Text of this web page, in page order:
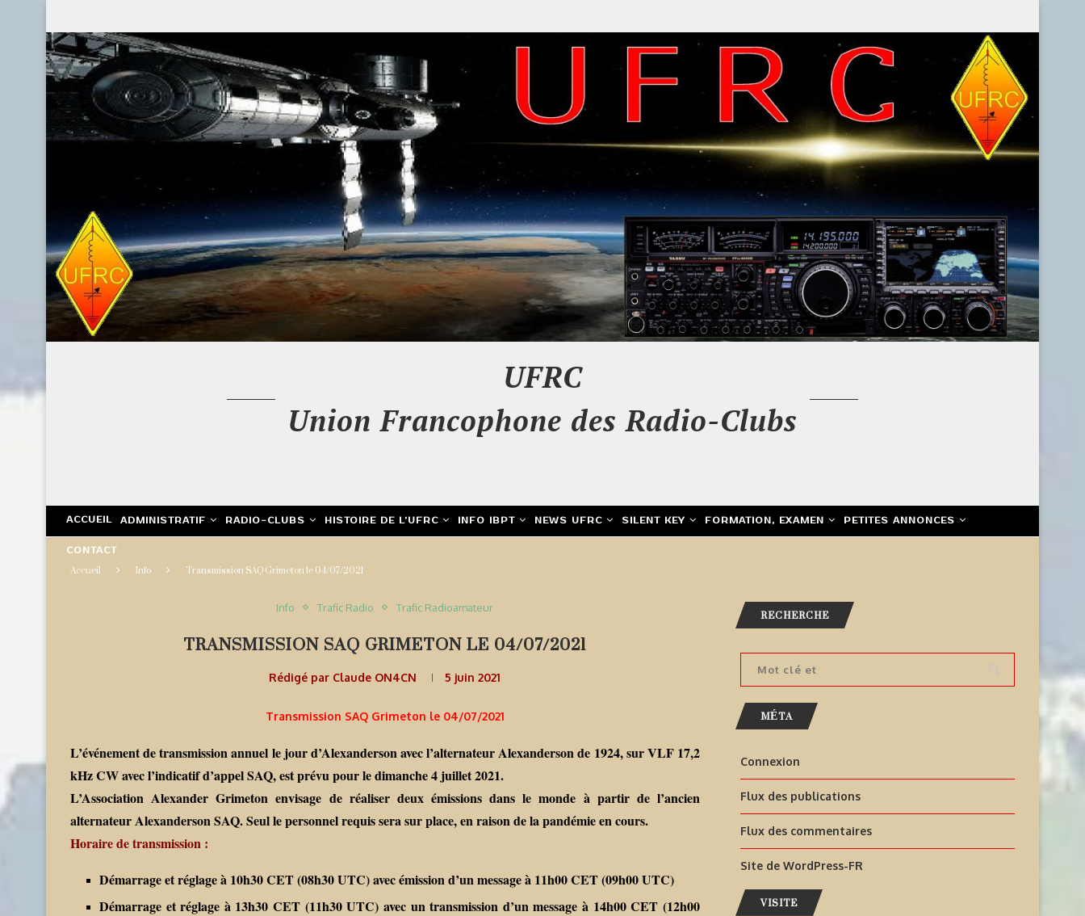
UFRC
Union Francophone des Radio-Clubs
ACCUEIL ADMINISTRATIF RADIO-CLUBS HISTOIRE DE L’UFRC INFO IBPT NEWS UFRC SILENT KEY FORMATION, EXAMEN PETITES ANNONCES
CONTACT
Accueil Info Transmission SAQ Grimeton le 04/07/2021
Info Trafic Radio Trafic Radioamateur
TRANSMISSION SAQ GRIMETON LE 04/07/2021
Rédigé par Claude ON4CN 5 juin 2021
Transmission SAQ Grimeton le 04/07/2021
L’événement de transmission annuel le jour d’Alexanderson avec l’alternateur Alexanderson de 1924, sur VLF 17,2
kHz CW avec l’indicatif d’appel SAQ, est prévu pour le dimanche 4 juillet 2021.
L’Association Alexander Grimeton envisage de réaliser deux émissions dans le monde à partir de l’ancien
alternateur Alexanderson SAQ. Seul le personnel requis sera sur place, en raison de la pandémie en cours.
Horaire de transmission :
Démarrage et réglage à 10h30 CET (08h30 UTC) avec émission d’un message à 11h00 CET (09h00 UTC)
Démarrage et réglage à 13h30 CET (11h30 UTC) avec un transmission d’un message à 14h00 CET (12h00
RECHERCHE
MÉTA
Connexion
Flux des publications
Flux des commentaires
Site de WordPress-FR
VISITE